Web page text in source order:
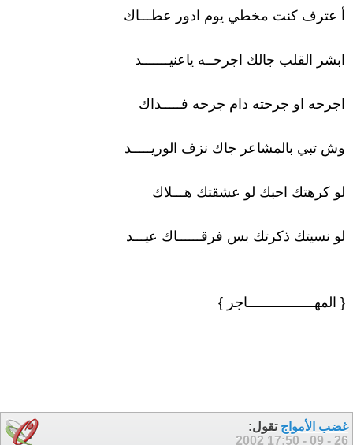
أ عترف كنت مخطي يوم ادور عطـــاك
ابشر القلب جالك اجرحــه ياعنيـــــــد
اجرحه او جرحته دام جرحه فـــــداك
وش تبي بالمشاعر جاك نزف الوريـــــد
لو كرهتك احبك لو عشقتك هـــلاك
لو نسيتك ذكرتك بس فرقــــــاك عيـــد
{ المهـــــــــــــــــاجر }
غضب الأمواج تقول:
26 - 09 - 2002
17:50